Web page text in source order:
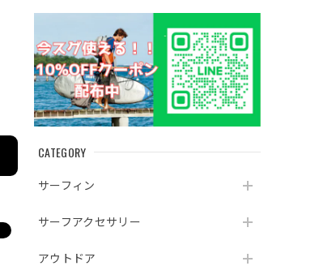
CATEGORY
サーフィン
サーフアクセサリー
アウトドア